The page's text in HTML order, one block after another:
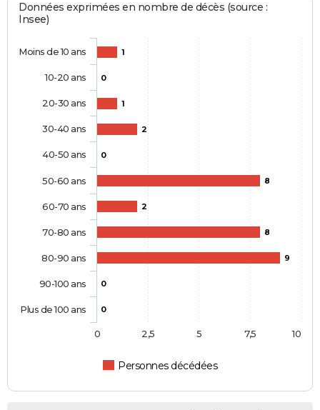
Données exprimées en nombre de décès (source :
Insee)
1
0
1
2
0
8
2
8
9
0
0
Personnes décédées
Moins de 10 ans
10-20 ans
20-30 ans
30-40 ans
40-50 ans
50-60 ans
60-70 ans
70-80 ans
80-90 ans
90-100 ans
Plus de 100 ans
0 10
2,5 5 7,5